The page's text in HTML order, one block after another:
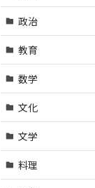
政治
教育
数学
文化
文学
料理